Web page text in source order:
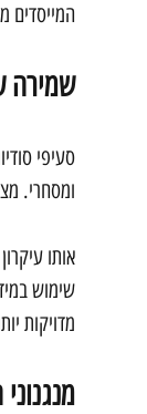
המייסדים
שמירה
סעיפי
ומסחרי.
אותו
שימוש
מדויקות